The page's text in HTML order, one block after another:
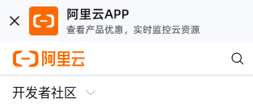
开发者社区